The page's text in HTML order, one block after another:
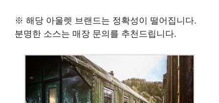
※ 해당 아울렛 브랜드는 정확성이 떨어집니다.
분명한 소스는 매장 문의를 추천드립니다.